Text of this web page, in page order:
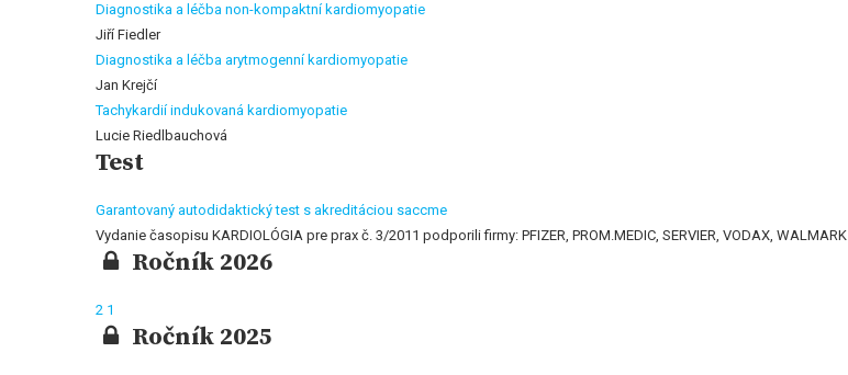
Diagnostika a léčba non-kompaktní kardiomyopatie
Jiří Fiedler
Diagnostika a léčba arytmogenní kardiomyopatie
Jan Krejčí
Tachykardií indukovaná kardiomyopatie
Lucie Riedlbauchová
Test
Garantovaný autodidaktický test s akreditáciou saccme
Vydanie časopisu KARDIOLÓGIA pre prax č. 3/2011 podporili firmy: PFIZER, PROM.MEDIC, SERVIER, VODAX, WALMARK
Ročník 2026
2 1
Ročník 2025